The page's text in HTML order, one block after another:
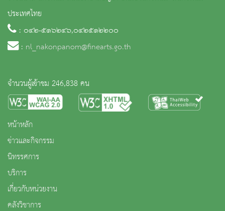
ประเทศไทย
: ๐๔๒-๕๑๖๒๔๖,๐๔๒๕๑๒๒๐๐
: nl_nakonpanom@finearts.go.th
จำนวนผู้เข้าชม 246,838 คน
หน้าหลัก
ข่าวและกิจกรรม
นิทรรศการ
บริการ
เกี่ยวกับหน่วยงาน
คลังวิชาการ